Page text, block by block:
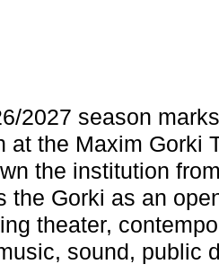
2027 season
at the Maxim Gorki
the institution
the Gorki as an
theater,
sound, public